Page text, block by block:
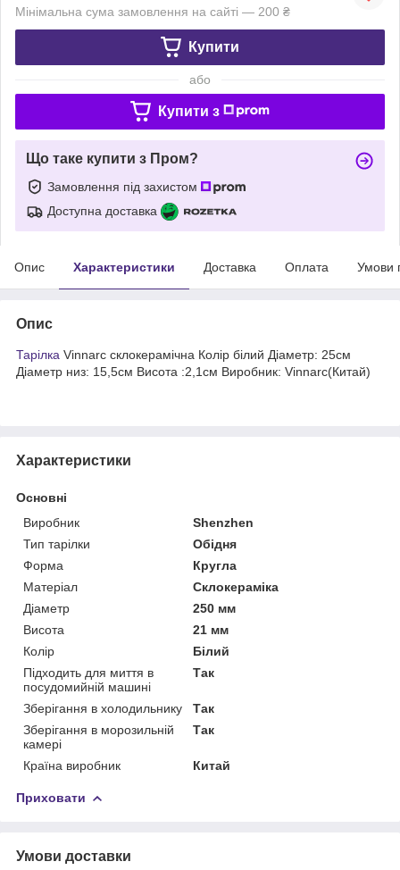
Мінімальна сума замовлення на сайті — 200 ₴
Купити
або
Купити з
Що таке купити з Пром?
Замовлення під захистом
Доступна доставка
Опис Характеристики Доставка Оплата Умови
Опис
Тарілка Vinnarc склокерамічна Колір білий Діаметр: 25см
Діаметр низ: 15,5см Висота :2,1см Виробник: Vinnarc(Китай)
Характеристики
Основні
Виробник
Shenzhen
Тип тарілки
Обідня
Форма
Кругла
Матеріал
Склокераміка
Діаметр
250 мм
Висота
21 мм
Колір
Білий
Підходить для миття в
посудомийній машині
Так
Зберігання в холодильнику
Так
Зберігання в морозильній
камері
Так
Країна виробник Китай
Приховати
Умови доставки